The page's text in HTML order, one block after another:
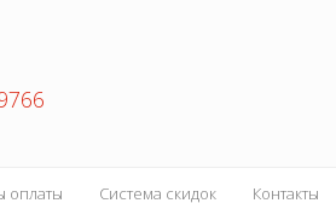
оплаты Система скидок Контакты